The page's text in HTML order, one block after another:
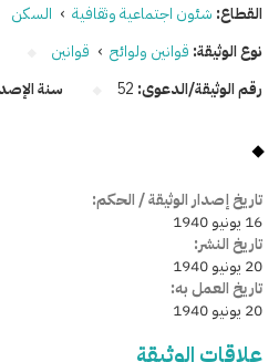
القطاع: شئون اجتماعية وثقافية › السكن
نوع الوثيقة: قوانين ولوائح › قوانين
رقم الوثيقة/الدعوى: 52 سنة
تاريخ إصدار الوثيقة / الحكم:
16 يونيو 1940
تاريخ النشر:
20 يونيو 1940
تاريخ العمل به:
20 يونيو 1940
علاقات الوثيقة